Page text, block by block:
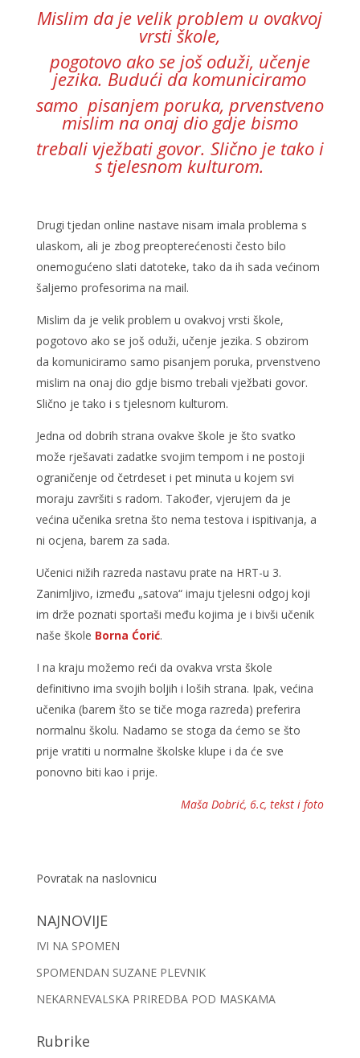
Mislim da je velik problem u ovakvoj
vrsti škole,
pogotovo ako se još oduži, učenje
jezika. Budući da komuniciramo
samo pisanjem poruka, prvenstveno
mislim na onaj dio gdje bismo
trebali vježbati govor. Slično je tako i
s tjelesnom kulturom.
Drugi tjedan online nastave nisam imala problema s
ulaskom, ali je zbog preopterećenosti često bilo
onemogućeno slati datoteke, tako da ih sada većinom
šaljemo profesorima na mail.
Mislim da je velik problem u ovakvoj vrsti škole,
pogotovo ako se još oduži, učenje jezika. S obzirom
da komuniciramo samo pisanjem poruka, prvenstveno
mislim na onaj dio gdje bismo trebali vježbati govor.
Slično je tako i s tjelesnom kulturom.
Jedna od dobrih strana ovakve škole je što svatko
može rješavati zadatke svojim tempom i ne postoji
ograničenje od četrdeset i pet minuta u kojem svi
moraju završiti s radom. Također, vjerujem da je
većina učenika sretna što nema testova i ispitivanja, a
ni ocjena, barem za sada.
Učenici nižih razreda nastavu prate na HRT-u 3.
Zanimljivo, između „satova“ imaju tjelesni odgoj koji
im drže poznati sportaši među kojima je i bivši učenik
naše škole Borna Ćorić.
I na kraju možemo reći da ovakva vrsta škole
definitivno ima svojih boljih i loših strana. Ipak, većina
učenika (barem što se tiče moga razreda) preferira
normalnu školu. Nadamo se stoga da ćemo se što
prije vratiti u normalne školske klupe i da će sve
ponovno biti kao i prije.
Maša Dobrić, 6.c, tekst i foto
Povratak na naslovnicu
NAJNOVIJE
IVI NA SPOMEN
SPOMENDAN SUZANE PLEVNIK
NEKARNEVALSKA PRIREDBA POD MASKAMA
Rubrike